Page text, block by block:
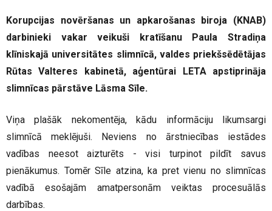
Korupcijas novēršanas un apkarošanas biroja (KNAB)
darbinieki vakar veikuši kratīšanu Paula Stradiņa
klīniskajā universitātes slimnīcā, valdes priekšsēdētājas
Rūtas Valteres kabinetā, aģentūrai LETA apstiprināja
slimnīcas pārstāve Lāsma Sīle.
Viņa plašāk nekomentēja, kādu informāciju likumsargi
slimnīcā meklējuši. Neviens no ārstniecības iestādes
vadības neesot aizturēts - visi turpinot pildīt savus
pienākumus. Tomēr Sīle atzina, ka pret vienu no slimnīcas
vadībā esošajām amatpersonām veiktas procesuālās
darbības.